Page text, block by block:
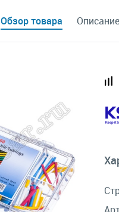
Обзор товара Описание